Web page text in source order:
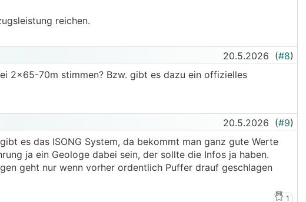
reichen.
20.5.2026 (#8)
2x65-70m stimmen? Bzw. gibt es dazu ein offizielles
20.5.2026 (#9)
es das ISONG System, da bekommt man ganz gute Werte
ja ein Geologe dabei sein, der sollte die Infos ja haben.
geht nur wenn vorher ordentlich Puffer drauf geschlagen
1